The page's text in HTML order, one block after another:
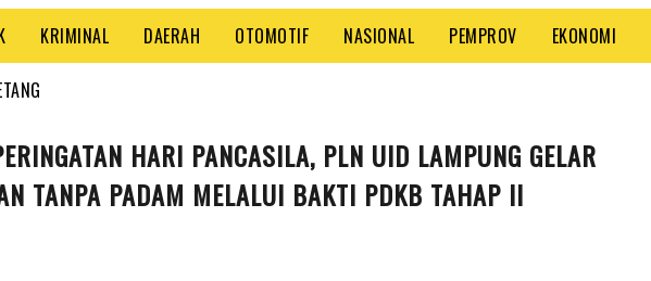
KRIMINAL DAERAH OTOMOTIF NASIONAL PEMPROV EKONOMI
HARI PANCASILA, PLN UID LAMPUNG GELAR
TANPA PADAM MELALUI BAKTI PDKB TAHAP II